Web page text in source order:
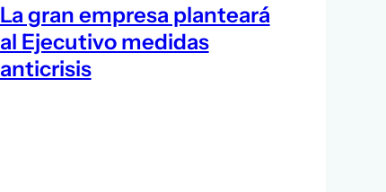
La gran empresa planteará
al Ejecutivo medidas
anticrisis